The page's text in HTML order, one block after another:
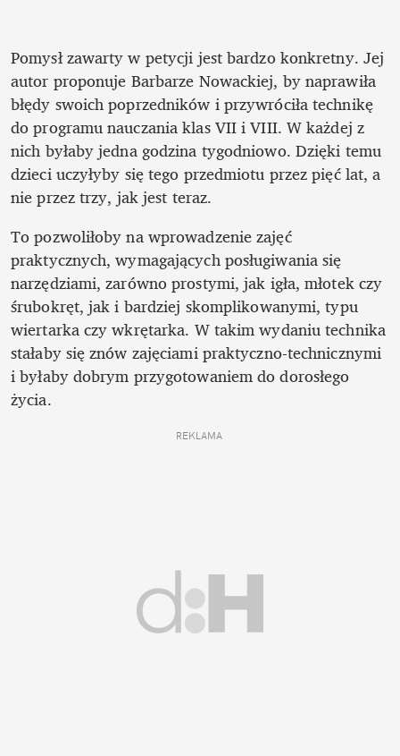
Pomysł zawarty w petycji jest bardzo konkretny. Jej
autor proponuje Barbarze Nowackiej, by naprawiła
błędy swoich poprzedników i przywróciła technikę
do programu nauczania klas VII i VIII. W każdej z
nich byłaby jedna godzina tygodniowo. Dzięki temu
dzieci uczyłyby się tego przedmiotu przez pięć lat, a
nie przez trzy, jak jest teraz.
To pozwoliłoby na wprowadzenie zajęć
praktycznych, wymagających posługiwania się
narzędziami, zarówno prostymi, jak igła, młotek czy
śrubokręt, jak i bardziej skomplikowanymi, typu
wiertarka czy wkrętarka. W takim wydaniu technika
stałaby się znów zajęciami praktyczno-technicznymi
i byłaby dobrym przygotowaniem do dorosłego
życia.
REKLAMA